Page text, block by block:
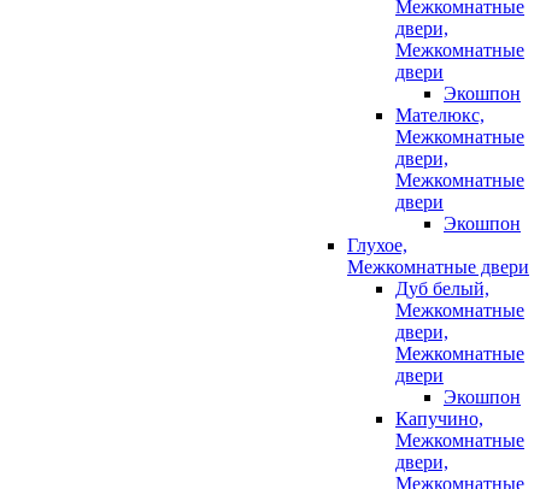
Межкомнатные
двери,
Межкомнатные
двери
Экошпон
Мателюкс,
Межкомнатные
двери,
Межкомнатные
двери
Экошпон
Глухое,
Межкомнатные двери
Дуб белый,
Межкомнатные
двери,
Межкомнатные
двери
Экошпон
Капучино,
Межкомнатные
двери,
Межкомнатные